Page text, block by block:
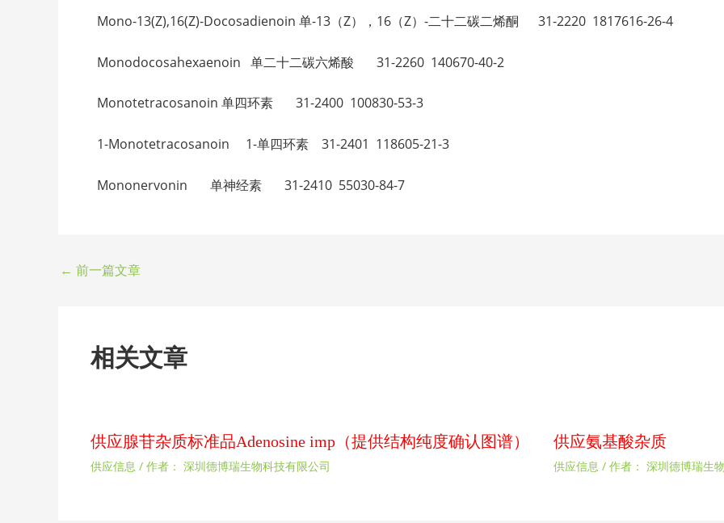
Mono-13(Z),16(Z)-Docosadienoin 单-13（Z），16（Z）-二十二碳二烯酮 31-2220 1817616-26-4
Monodocosahexaenoin 单二十二碳六烯酸 31-2260 140670-40-2
Monotetracosanoin 单四环素 31-2400 100830-53-3
1-Monotetracosanoin 1-单四环素 31-2401 118605-21-3
Mononervonin 单神经素 31-2410 55030-84-7
← 前一篇文章
相关文章
供应腺苷杂质标准品Adenosine imp（提供结构纯度确认图谱）
供应信息 / 作者： 深圳德博瑞生物科技有限公司
供应氨基酸杂质
供应信息 / 作者： 深圳德博瑞生